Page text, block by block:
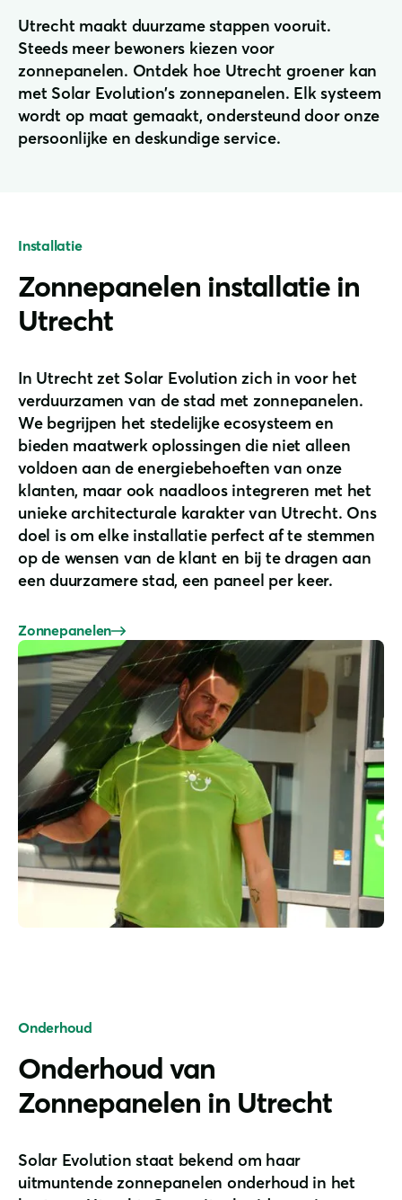
Utrecht maakt duurzame stappen vooruit.
Steeds meer bewoners kiezen voor
zonnepanelen. Ontdek hoe Utrecht groener kan
met Solar Evolution's zonnepanelen. Elk systeem
wordt op maat gemaakt, ondersteund door onze
persoonlijke en deskundige service.
Installatie
Zonnepanelen installatie in
Utrecht
In Utrecht zet Solar Evolution zich in voor het
verduurzamen van de stad met zonnepanelen.
We begrijpen het stedelijke ecosysteem en
bieden maatwerk oplossingen die niet alleen
voldoen aan de energiebehoeften van onze
klanten, maar ook naadloos integreren met het
unieke architecturale karakter van Utrecht. Ons
doel is om elke installatie perfect af te stemmen
op de wensen van de klant en bij te dragen aan
een duurzamere stad, een paneel per keer.
Zonnepanelen
Onderhoud
Onderhoud van
Zonnepanelen in Utrecht
Solar Evolution staat bekend om haar
uitmuntende zonnepanelen onderhoud in het